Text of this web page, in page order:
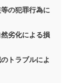
の犯罪行為に
劣化による損
トラブルによ